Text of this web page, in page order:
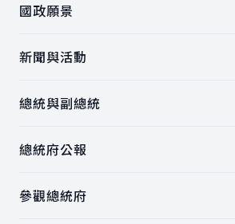
國政願景
新聞與活動
總統與副總統
總統府公報
參觀總統府